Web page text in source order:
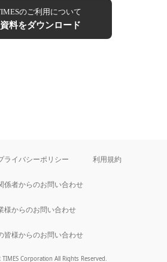
のご利用について
資料をダウンロード
ライバシーポリシー 利用規約
係者からのお問い合わせ
様からのお問い合わせ
皆様からのお問い合わせ
Corporation All Rights Reserved.